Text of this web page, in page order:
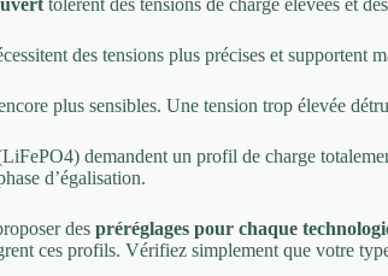
tolèrent des tensions de charge élevées et
des tensions plus précises et supportent
plus sensibles. Une tension trop élevée
demandent un profil de charge
d’égalisation.
des préréglages pour chaque
ces profils. Vérifiez simplement que votre